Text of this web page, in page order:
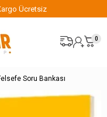
Ücretsiz
0
Soru Bankası